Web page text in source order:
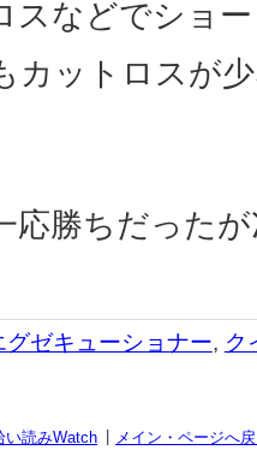
スなどでショ
カットロスが
応勝ちだった
グゼキューショナー, ク
い読みWatch メイン・ページへ